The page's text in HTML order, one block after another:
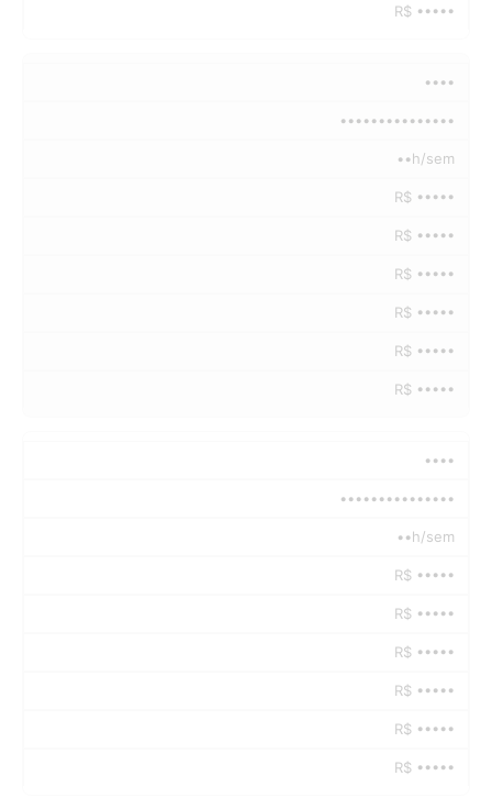
R$ •••••
••••
•••••••••••••••
••h/sem
R$ •••••
R$ •••••
R$ •••••
R$ •••••
R$ •••••
R$ •••••
••••
•••••••••••••••
••h/sem
R$ •••••
R$ •••••
R$ •••••
R$ •••••
R$ •••••
R$ •••••